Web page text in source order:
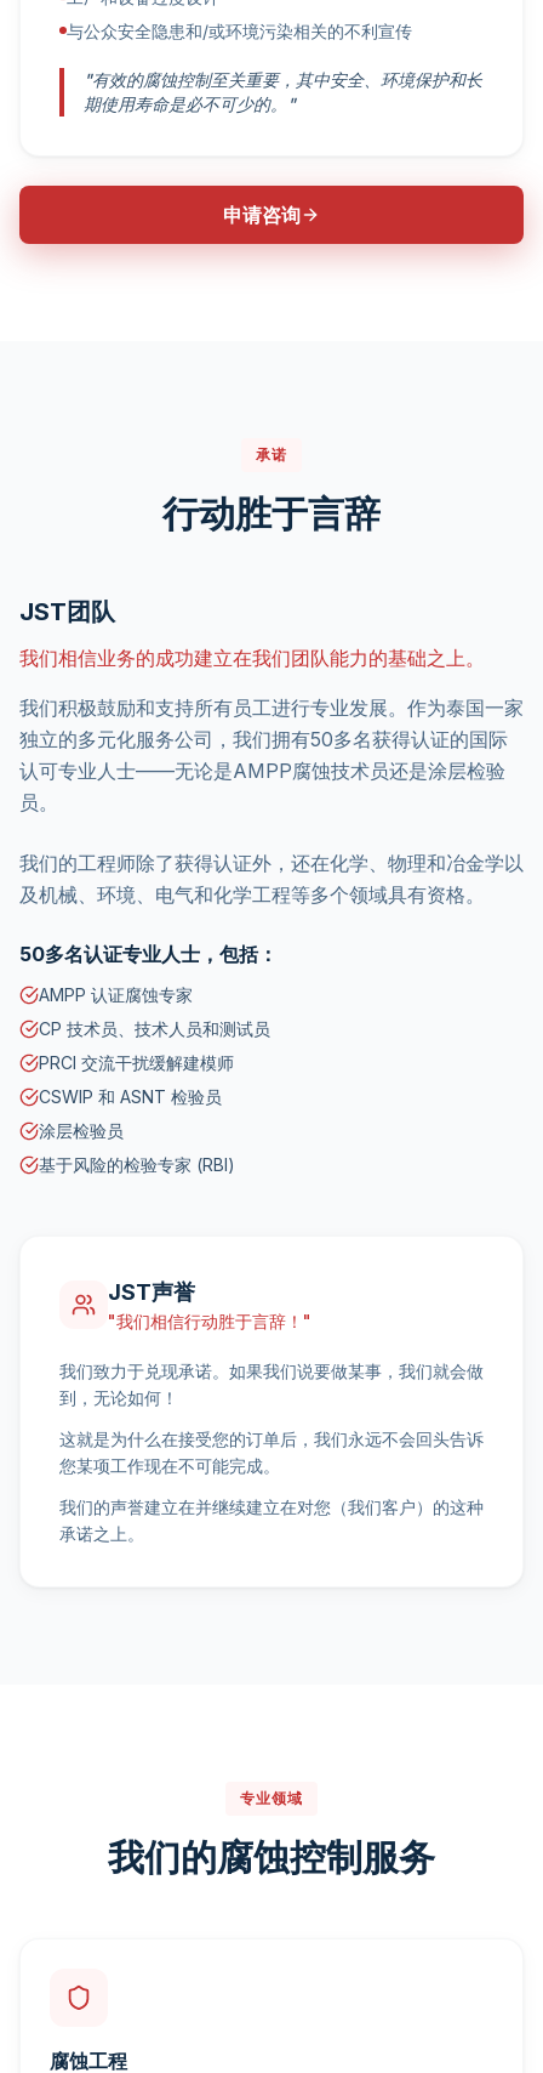
与公众安全隐患和/或环境污染相关的不利宣传
"有效的腐蚀控制至关重要，其中安全、环境保护和长
期使用寿命是必不可少的。"
申请咨询
承诺
行动胜于言辞
JST团队
我们相信业务的成功建立在我们团队能力的基础之上。
我们积极鼓励和支持所有员工进行专业发展。作为泰国一家
独立的多元化服务公司，我们拥有50多名获得认证的国际
认可专业人士——无论是AMPP腐蚀技术员还是涂层检验
员。
我们的工程师除了获得认证外，还在化学、物理和冶金学以
及机械、环境、电气和化学工程等多个领域具有资格。
50多名认证专业人士，包括：
AMPP 认证腐蚀专家
CP 技术员、技术人员和测试员
PRCI 交流干扰缓解建模师
CSWIP 和 ASNT 检验员
涂层检验员
基于风险的检验专家 (RBI)
JST声誉
"我们相信行动胜于言辞！"
我们致力于兑现承诺。如果我们说要做某事，我们就会做
到，无论如何！
这就是为什么在接受您的订单后，我们永远不会回头告诉
您某项工作现在不可能完成。
我们的声誉建立在并继续建立在对您（我们客户）的这种
承诺之上。
专业领域
我们的腐蚀控制服务
腐蚀工程